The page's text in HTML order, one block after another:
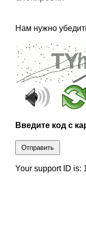
Нам нужно
Введите код с
Отправить
Your support ID is: